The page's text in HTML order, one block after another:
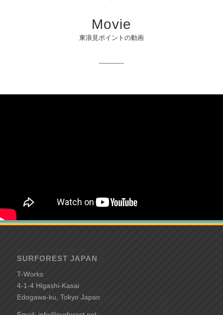
Movie
東浪見ポイントの動画
SURFOREST JAPAN
T-Works
4-1-4 Higashi-Kasai
Edogawa-ku, Tokyo Japan